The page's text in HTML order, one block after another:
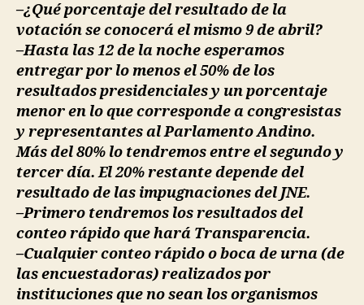
–¿Qué porcentaje del resultado de la
votación se conocerá el mismo 9 de abril?
–Hasta las 12 de la noche esperamos
entregar por lo menos el 50% de los
resultados presidenciales y un porcentaje
menor en lo que corresponde a congresistas
y representantes al Parlamento Andino.
Más del 80% lo tendremos entre el segundo y
tercer día. El 20% restante depende del
resultado de las impugnaciones del JNE.
–Primero tendremos los resultados del
conteo rápido que hará Transparencia.
–Cualquier conteo rápido o boca de urna (de
las encuestadoras) realizados por
instituciones que no sean los organismos